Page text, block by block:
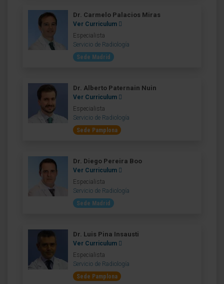
Dr. Carmelo Palacios Miras
Ver Curriculum
Especialista
Servicio de Radiología
Sede Madrid
Dr. Alberto Paternain Nuin
Ver Curriculum
Especialista
Servicio de Radiología
Sede Pamplona
Dr. Diego Pereira Boo
Ver Curriculum
Especialista
Servicio de Radiología
Sede Madrid
Dr. Luis Pina Insausti
Ver Curriculum
Especialista
Servicio de Radiología
Sede Pamplona